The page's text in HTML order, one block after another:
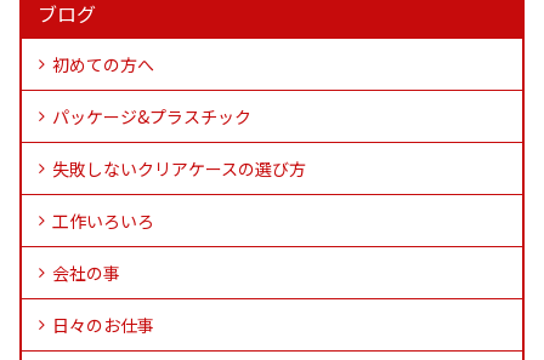
ブログ
初めての方へ
パッケージ&プラスチック
失敗しないクリアケースの選び方
工作いろいろ
会社の事
日々のお仕事